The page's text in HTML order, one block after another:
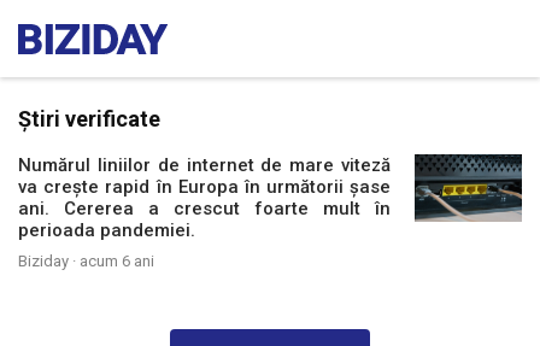
Știri verificate
Numărul liniilor de internet de mare viteză
va crește rapid în Europa în următorii șase
ani. Cererea a crescut foarte mult în
perioada pandemiei.
Biziday · acum 6 ani